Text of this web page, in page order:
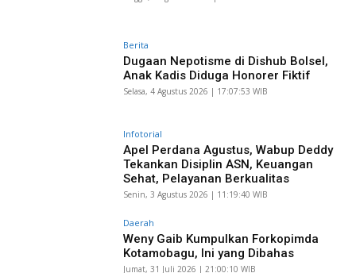
Berita
Dugaan Nepotisme di Dishub Bolsel,
Anak Kadis Diduga Honorer Fiktif
Selasa, 4 Agustus 2026 | 17:07:53 WIB
Infotorial
Apel Perdana Agustus, Wabup Deddy
Tekankan Disiplin ASN, Keuangan
Sehat, Pelayanan Berkualitas
Senin, 3 Agustus 2026 | 11:19:40 WIB
Daerah
Weny Gaib Kumpulkan Forkopimda
Kotamobagu, Ini yang Dibahas
Jumat, 31 Juli 2026 | 21:00:10 WIB